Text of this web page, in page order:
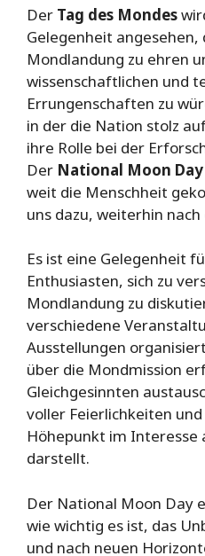
Der Tag des Mondes
Gelegenheit angesehen,
Mondlandung zu ehren
wissenschaftlichen und
Errungenschaften zu
in der die Nation stolz
ihre Rolle bei der
Der National Moon Day
weit die Menschheit
uns dazu, weiterhin
Es ist eine Gelegenheit
Enthusiasten, sich zu
Mondlandung zu
verschiedene
Ausstellungen
über die Mondmission
Gleichgesinnten
voller Feierlichkeiten
Höhepunkt im Interesse
darstellt.
Der National Moon Day
wie wichtig es ist, das
und nach neuen